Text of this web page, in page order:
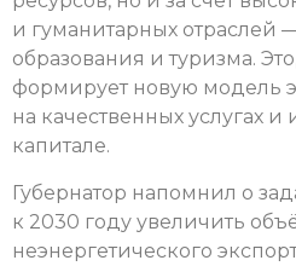
и гуманитарных
образования и туризма.
формирует новую модель
на качественных услугах и
капитале.
Губернатор напомнил о
к 2030 году увеличить
неэнергетического